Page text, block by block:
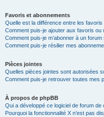
Favoris et abonnements
Quelle est la différence entre les
Comment puis-je ajouter aux favoris ou
Comment puis-je m’abonner à un forum
Comment puis-je résilier mes
Pièces jointes
Quelles pièces jointes sont autorisées
Comment puis-je retrouver toutes mes
À propos de phpBB
Qui a développé ce logiciel de forum de
Pourquoi la fonctionnalité X n’est pas